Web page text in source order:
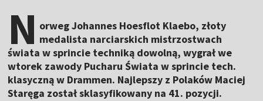
N orweg Johannes Hoesflot Klaebo, złoty
medalista narciarskich mistrzostwach
świata w sprincie techniką dowolną, wygrał we
wtorek zawody Pucharu Świata w sprincie tech.
klasyczną w Drammen. Najlepszy z Polaków Maciej
Staręga został sklasyfikowany na 41. pozycji.